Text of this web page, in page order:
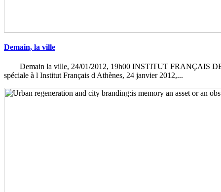
Demain, la ville
Demain la ville, 24/01/2012, 19h00 INSTITUT FRANÇAIS
spéciale à l Institut Français d Athènes, 24 janvier 2012,...